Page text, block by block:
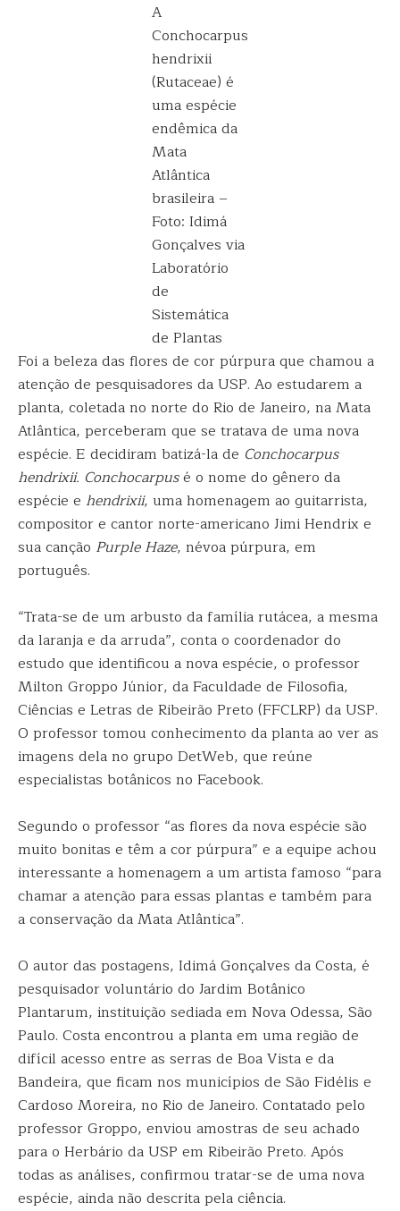
A
Conchocarpus
hendrixii
(Rutaceae) é
uma espécie
endêmica da
Mata
Atlântica
brasileira –
Foto: Idimá
Gonçalves via
Laboratório
de
Sistemática
de Plantas
Foi a beleza das flores de cor púrpura que chamou a
atenção de pesquisadores da USP. Ao estudarem a
planta, coletada no norte do Rio de Janeiro, na Mata
Atlântica, perceberam que se tratava de uma nova
espécie. E decidiram batizá-la de Conchocarpus
hendrixii. Conchocarpusé o nome do gênero da
espécie e hendrixii, uma homenagem ao guitarrista,
compositor e cantor norte-americano Jimi Hendrix e
sua canção Purple Haze, névoa púrpura, em
português.
“Trata-se de um arbusto da família rutácea, a mesma
da laranja e da arruda”, conta o coordenador do
estudo que identificou a nova espécie, o professor
Milton Groppo Júnior, da Faculdade de Filosofia,
Ciências e Letras de Ribeirão Preto (FFCLRP) da USP.
O professor tomou conhecimento da planta ao ver as
imagens dela no grupo DetWeb, que reúne
especialistas botânicos no Facebook.
Segundo o professor “as flores da nova espécie são
muito bonitas e têm a cor púrpura” e a equipe achou
interessante a homenagem a um artista famoso “para
chamar a atenção para essas plantas e também para
a conservação da Mata Atlântica”.
O autor das postagens, Idimá Gonçalves da Costa, é
pesquisador voluntário do Jardim Botânico
Plantarum, instituição sediada em Nova Odessa, São
Paulo. Costa encontrou a planta em uma região de
difícil acesso entre as serras de Boa Vista e da
Bandeira, que ficam nos municípios de São Fidélis e
Cardoso Moreira, no Rio de Janeiro. Contatado pelo
professor Groppo, enviou amostras de seu achado
para o Herbário da USP em Ribeirão Preto. Após
todas as análises, confirmou tratar-se de uma nova
espécie, ainda não descrita pela ciência.